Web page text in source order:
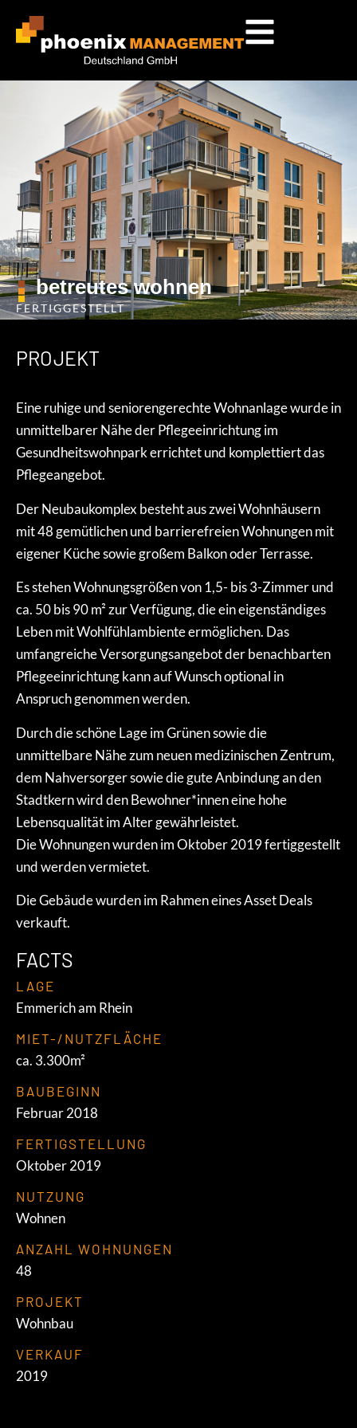
betreutes wohnen
FERTIGGESTELLT
PROJEKT
Eine ruhige und seniorengerechte Wohnanlage wurde in
unmittelbarer Nähe der Pflegeeinrichtung im
Gesundheitswohnpark errichtet und komplettiert das
Pflegeangebot.
Der Neubaukomplex besteht aus zwei Wohnhäusern
mit 48 gemütlichen und barrierefreien Wohnungen mit
eigener Küche sowie großem Balkon oder Terrasse.
Es stehen Wohnungsgrößen von 1,5- bis 3-Zimmer und
ca. 50 bis 90 m² zur Verfügung, die ein eigenständiges
Leben mit Wohlfühlambiente ermöglichen. Das
umfangreiche Versorgungsangebot der benachbarten
Pflegeeinrichtung kann auf Wunsch optional in
Anspruch genommen werden.
Durch die schöne Lage im Grünen sowie die
unmittelbare Nähe zum neuen medizinischen Zentrum,
dem Nahversorger sowie die gute Anbindung an den
Stadtkern wird den Bewohner*innen eine hohe
Lebensqualität im Alter gewährleistet.
Die Wohnungen wurden im Oktober 2019 fertiggestellt
und werden vermietet.
Die Gebäude wurden im Rahmen eines Asset Deals
verkauft.
FACTS
LAGE
Emmerich am Rhein
MIET-/NUTZFLÄCHE
ca. 3.300m²
BAUBEGINN
Februar 2018
FERTIGSTELLUNG
Oktober 2019
NUTZUNG
Wohnen
ANZAHL WOHNUNGEN
48
PROJEKT
Wohnbau
VERKAUF
2019